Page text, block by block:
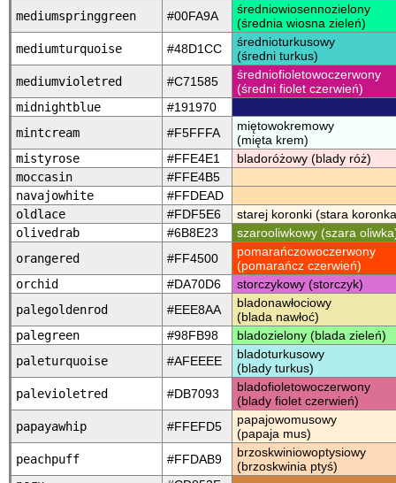
mediumspringgreen
#00FA9A
średniowiosennozielony
(średnia wiosna zieleń)
mediumturquoise
#48D1CC
średnioturkusowy
(średni turkus)
mediumvioletred
#C71585
średniofioletowoczerwony
(średni fiolet czerwień)
midnightblue
#191970
mintcream
#F5FFFA
miętowokremowy
(mięta krem)
mistyrose
#FFE4E1
bladoróżowy (blady róż)
moccasin
#FFE4B5
navajowhite
#FFDEAD
oldlace
#FDF5E6
starej koronki (stara
olivedrab
#6B8E23
szarooliwkowy (szara
orangered
#FF4500
pomarańczowoczerwony
(pomarańcz czerwień)
orchid
#DA70D6
storczykowy (storczyk)
palegoldenrod
#EEE8AA
bladonawłociowy
(blada nawłoć)
palegreen
#98FB98
bladozielony (blada zieleń)
paleturquoise
#AFEEEE
bladoturkusowy
(blady turkus)
palevioletred
#DB7093
bladofioletowoczerwony
(blady fiolet czerwień)
papayawhip
#FFEFD5
papajowomusowy
(papaja mus)
peachpuff
#FFDAB9
brzoskwiniowoptysiowy
(brzoskwinia ptyś)